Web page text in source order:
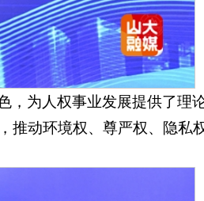
，为人权事业发展提供了理
推动环境权、尊严权、隐私